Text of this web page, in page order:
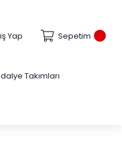
Yap Sepetim
Takımları